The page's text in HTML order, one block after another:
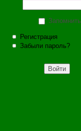
Запомнить
Регистрация
Забыли пароль?